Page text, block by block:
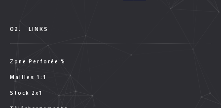
02. LINKS
Zone Perforée %
Mailles 1:1
Stock 2x1